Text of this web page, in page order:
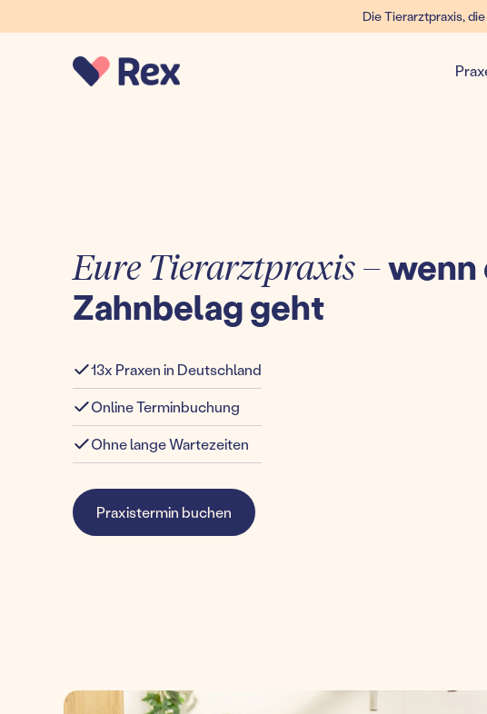
Die Tierarztpraxis,
Eure Tierarztpraxis –wenn
Zahnbelag geht
13x Praxen in Deutschland
Online Terminbuchung
Ohne lange Wartezeiten
Praxistermin buchen